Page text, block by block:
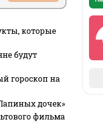
которые
будут
гороскоп на
дочек»
фильма